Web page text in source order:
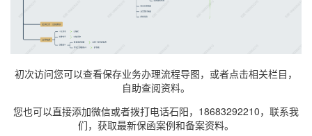
初次访问您可以查看保存业务办理流程导图，或者点击相关栏目，
自助查阅资料。
您也可以直接添加微信或者拨打电话石阳，18683292210，联系我
们，获取最新保函案例和备案资料。